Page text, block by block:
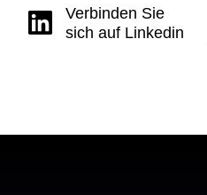
Verbinden Sie
sich auf Linkedin